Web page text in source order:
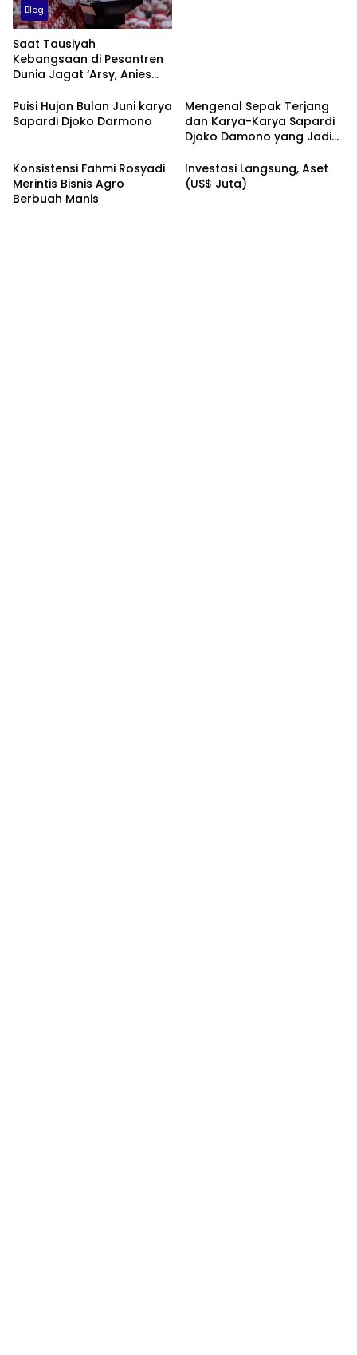
Blog
Saat Tausiyah
Kebangsaan di Pesantren
Dunia Jagat ‘Arsy, Anies
Dukungan dari Abah Aos
Puisi Hujan Bulan Juni karya
Sapardi Djoko Darmono
Mengenal Sepak Terjang
dan Karya-Karya Sapardi
Djoko Damono yang Jadi
Konsistensi Fahmi Rosyadi
Merintis Bisnis Agro
Berbuah Manis
Investasi Langsung, Aset
(US$ Juta)